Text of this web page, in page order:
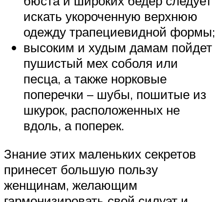
искать укороченную верхнюю
одежду трапециевидной формы;
высоким и худым дамам пойдет
пушистый мех соболя или
песца, а также норковые
поперечки – шубы, пошитые из
шкурок, расположенных не
вдоль, а поперек.
Знание этих маленьких секретов
принесет большую пользу
женщинам, желающим